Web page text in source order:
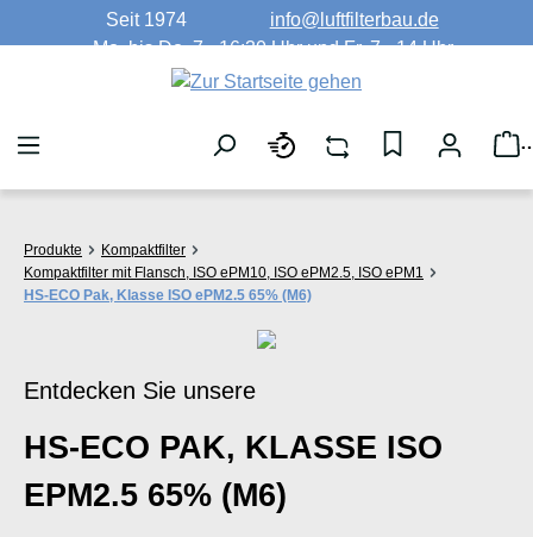
Zum Hauptinhalt springen
Seit 1974
info@luftfilterbau.de
Mo. bis Do. 7 - 16:30 Uhr und Fr. 7 - 14 Uhr
Produkte
Kompaktfilter
Kompaktfilter mit Flansch, ISO ePM10, ISO ePM2.5, ISO ePM1
HS-ECO Pak, Klasse ISO ePM2.5 65% (M6)
Entdecken Sie unsere
HS-ECO PAK, KLASSE ISO
EPM2.5 65% (M6)